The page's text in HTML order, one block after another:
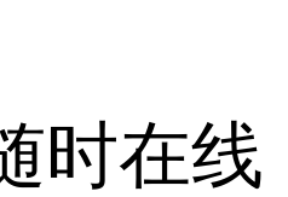
时在线